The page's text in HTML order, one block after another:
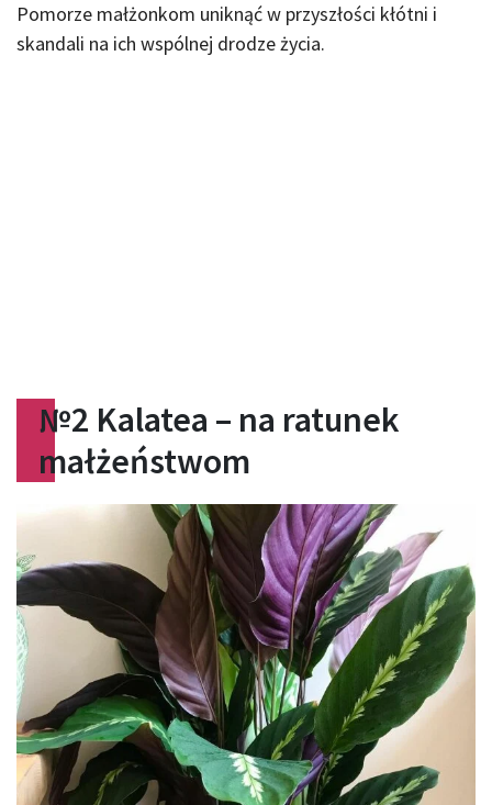
Pomorze małżonkom uniknąć w przyszłości kłótni i
skandali na ich wspólnej drodze życia.
№2 Kalatea – na ratunek
małżeństwom